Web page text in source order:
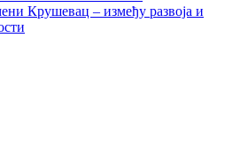
Крушевац – између развоја и